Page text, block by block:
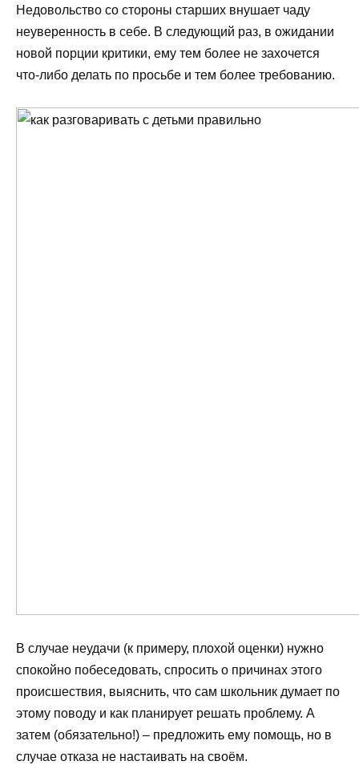
Недовольство со стороны старших внушает чаду
неуверенность в себе. В следующий раз, в ожидании
новой порции критики, ему тем более не захочется
что-либо делать по просьбе и тем более требованию.
В случае неудачи (к примеру, плохой оценки) нужно
спокойно побеседовать, спросить о причинах этого
происшествия, выяснить, что сам школьник думает по
этому поводу и как планирует решать проблему. А
затем (обязательно!) – предложить ему помощь, но в
случае отказа не настаивать на своём.